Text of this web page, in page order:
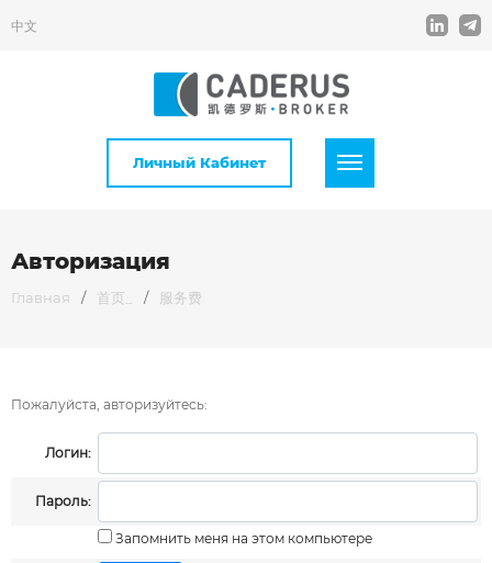
中文
Личный Кабинет
Авторизация
Главная / 首页_ / 服务费
Пожалуйста, авторизуйтесь:
Логин:
Пароль:
Запомнить меня на этом компьютере